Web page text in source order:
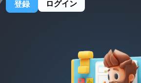
登録 ログイン